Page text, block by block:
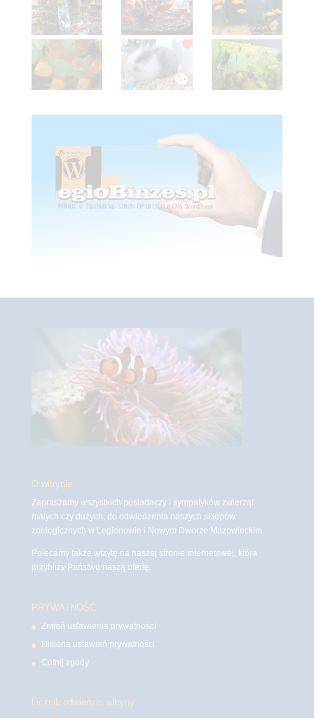
O witrynie
Zapraszamy wszystkich posiadaczy i sympatyków zwierząt
małych czy dużych, do odwiedzenia naszych sklepów
zoologicznych w Legionowie i Nowym Dworze Mazowieckim
Polecamy także wizytę na naszej stronie internetowej, która
przybliży Państwu naszą ofertę.
PRYWATNOŚĆ
Zmień ustawienia prywatności
Historia ustawień prywatności
Cofnij zgody
Licznik odwiedzin witryny